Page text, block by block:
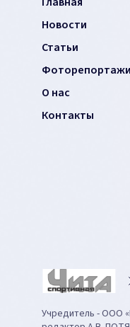
Новости
Статьи
Фоторепортажи
О нас
Контакты
Учредитель - ООО